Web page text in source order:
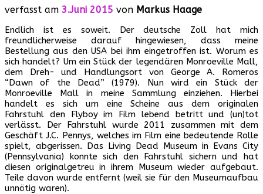
verfasst am 3.Juni 2015 von Markus Haage
Endlich ist es soweit. Der deutsche Zoll hat mich
freundlicherweise darauf hingewiesen, dass meine
Bestellung aus den USA bei ihm eingetroffen ist. Worum es
sich handelt? Um ein Stück der legendären Monroeville Mall,
dem Dreh- und Handlungsort von George A. Romeros
“Dawn of the Dead” (1979). Nun wird ein Stück der
Monroeville Mall in meine Sammlung einziehen. Hierbei
handelt es sich um eine Scheine aus dem originalen
Fahrstuhl den Flyboy im Film lebend betritt und (un)tot
verlässt. Der Fahrstuhl wurde 2011 zusammen mit dem
Geschäft J.C. Pennys, welches im Film eine bedeutende Rolle
spielt, abgerissen. Das Living Dead Museum in Evans City
(Pennsylvania) konnte sich den Fahrstuhl sichern und hat
diesen originalgetreu in ihrem Museum wieder aufgebaut.
Teile davon wurde entfernt (weil sie für den Museumaufbau
unnötig waren).